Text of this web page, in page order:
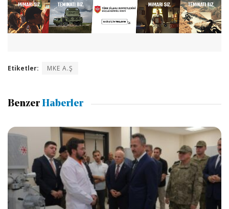
Etiketler: MKE A.Ş
Benzer Haberler